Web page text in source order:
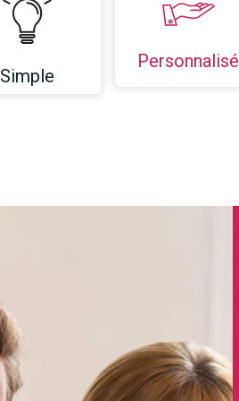
Simple
Personnalisé